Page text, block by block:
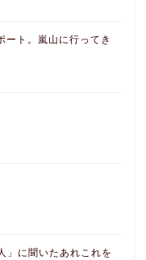
ート。嵐山に行ってき
」に聞いたあれこれを